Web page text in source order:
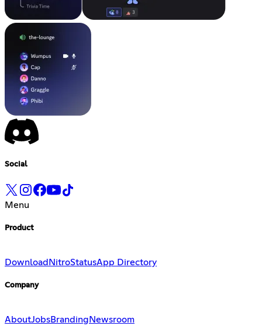
Social
Menu
Product
Download NitroStatusApp Directory
Company
AboutJobsBranding Newsroom